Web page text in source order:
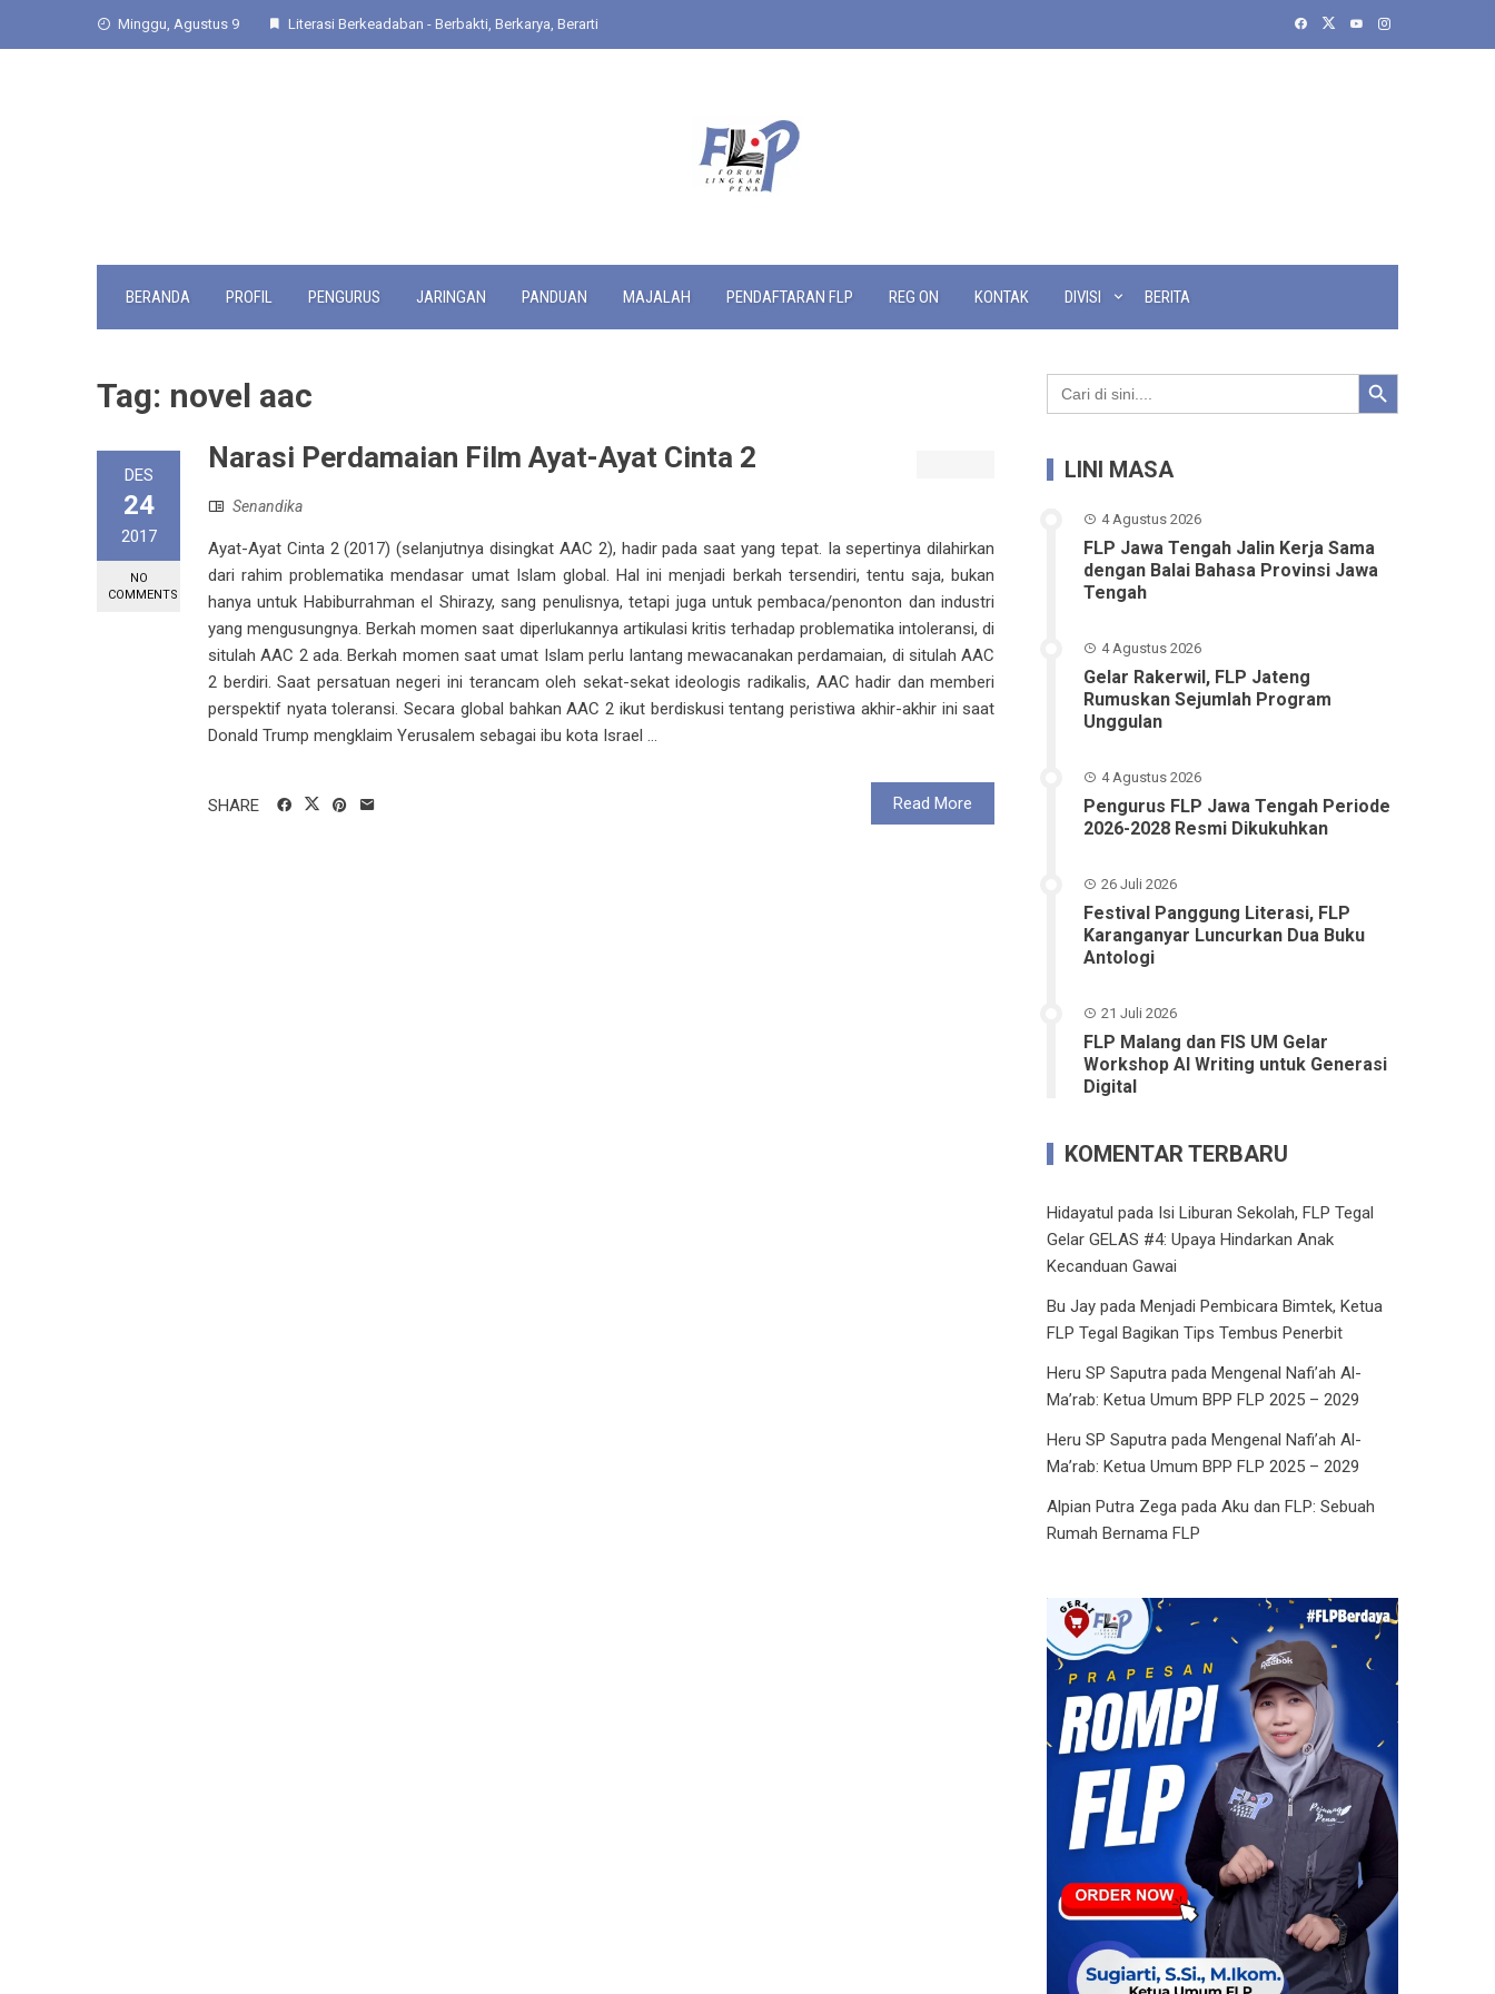
Minggu, Agustus 9 Literasi Berkeadaban - Berbakti, Berkarya, Berarti
BERANDA PROFIL PENGURUS JARINGAN PANDUAN MAJALAH PENDAFTARAN FLP REG ON KONTAK DIVISI BERITA
Tag: novel aac
DES
24
2017
NO
COMMENTS
Narasi Perdamaian Film Ayat-Ayat Cinta 2
Senandika
Ayat-Ayat Cinta 2 (2017) (selanjutnya disingkat AAC 2), hadir pada saat yang tepat. Ia sepertinya dilahirkan
dari rahim problematika mendasar umat Islam global. Hal ini menjadi berkah tersendiri, tentu saja, bukan
hanya untuk Habiburrahman el Shirazy, sang penulisnya, tetapi juga untuk pembaca/penonton dan industri
yang mengusungnya. Berkah momen saat diperlukannya artikulasi kritis terhadap problematika intoleransi, di
situlah AAC 2 ada. Berkah momen saat umat Islam perlu lantang mewacanakan perdamaian, di situlah AAC
2 berdiri. Saat persatuan negeri ini terancam oleh sekat-sekat ideologis radikalis, AAC hadir dan memberi
perspektif nyata toleransi. Secara global bahkan AAC 2 ikut berdiskusi tentang peristiwa akhir-akhir ini saat
Donald Trump mengklaim Yerusalem sebagai ibu kota Israel ...
Read More
SHARE
Search
for:
Search Button
LINI MASA
4 Agustus 2026
FLP Jawa Tengah Jalin Kerja Sama
dengan Balai Bahasa Provinsi Jawa
Tengah
4 Agustus 2026
Gelar Rakerwil, FLP Jateng
Rumuskan Sejumlah Program
Unggulan
4 Agustus 2026
Pengurus FLP Jawa Tengah Periode
2026-2028 Resmi Dikukuhkan
26 Juli 2026
Festival Panggung Literasi, FLP
Karanganyar Luncurkan Dua Buku
Antologi
21 Juli 2026
FLP Malang dan FIS UM Gelar
Workshop AI Writing untuk Generasi
Digital
KOMENTAR TERBARU
Hidayatul pada Isi Liburan Sekolah, FLP Tegal
Gelar GELAS #4: Upaya Hindarkan Anak
Kecanduan Gawai
Bu Jay padaMenjadi Pembicara Bimtek, Ketua
FLP Tegal Bagikan Tips Tembus Penerbit
Heru SP Saputra padaMengenal Nafi’ah Al-
Ma’rab: Ketua Umum BPP FLP 2025 – 2029
Heru SP Saputra padaMengenal Nafi’ah Al-
Ma’rab: Ketua Umum BPP FLP 2025 – 2029
Alpian Putra Zega padaAku dan FLP: Sebuah
Rumah Bernama FLP